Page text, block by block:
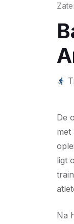
De
met
ligt
Na